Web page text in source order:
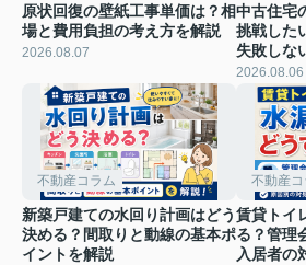
原状回復の壁紙工事単価は？相
場と費用負担の考え方を解説
2026.08.07
中古住宅
挑戦した
失敗しな
2026.08.06
不動産コラム
新築戸建ての水回り計画はどう
決める？間取りと動線の基本ポ
イントを解説
不動産コ
賃貸トイ
る？管理
入居者の